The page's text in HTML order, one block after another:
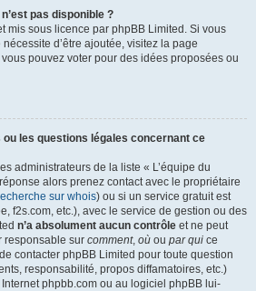
pas disponible ?
mis sous licence par phpBB Limited. Si vous
d’être ajoutée, visitez la page
pouvez voter pour des idées proposées ou
les questions légales concernant ce
administrateurs de la liste « L’équipe du
alors prenez contact avec le propriétaire
sur whois) ou si un service gratuit est
f2s.com, etc.), avec le service de gestion ou des
n’a absolument aucun contrôle et ne peut
responsable sur comment, où ou par qui ce
contacter phpBB Limited pour toute question
responsabilité, propos diffamatoires, etc.)
phpbb.com ou au logiciel phpBB lui-